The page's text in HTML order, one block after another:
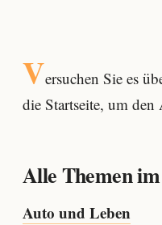
Versuchen Sie es
die Startseite, um
Alle Themen
Auto und Leben